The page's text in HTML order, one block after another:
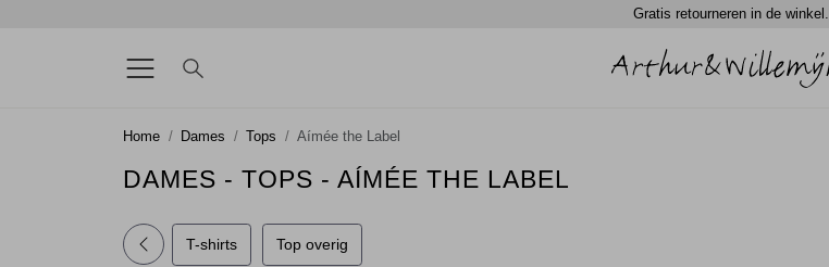
Gratis retourneren in de winkel.
Home Dames Tops Aímée the Label
DAMES - TOPS - AÍMÉE THE LABEL
T-shirts Top overig